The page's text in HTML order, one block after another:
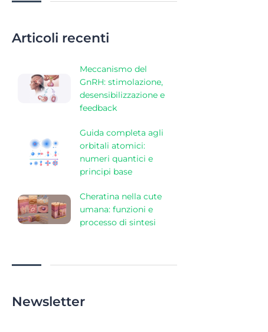
Articoli recenti
Meccanismo del
GnRH: stimolazione,
desensibilizzazione e
feedback
Guida completa agli
orbitali atomici:
numeri quantici e
principi base
Cheratina nella cute
umana: funzioni e
processo di sintesi
Newsletter